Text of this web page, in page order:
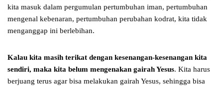
kita masuk dalam pergumulan pertumbuhan iman, pertumbuhan
mengenal kebenaran, pertumbuhan perubahan kodrat, kita tidak
menganggap ini berlebihan.
Kalau kita masih terikat dengan kesenangan-kesenangan kita
sendiri, maka kita belum mengenakan gairah Yesus. Kita harus
berjuang terus agar bisa melakukan gairah Yesus, sehingga bisa